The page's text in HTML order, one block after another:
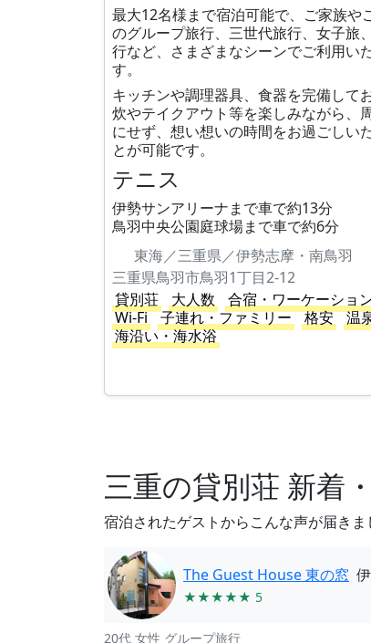
最大12名様まで宿泊可能で、ご家族や
のグループ旅行、三世代旅行、女子旅
行など、さまざまなシーンでご利用い
す。
キッチンや調理器具、食器を完備して
炊やテイクアウト等を楽しみながら、
にせず、想い想いの時間をお過ごしい
とが可能です。
テニス
伊勢サンアリーナまで車で約13分
鳥羽中央公園庭球場まで車で約6分
東海／三重県／伊勢志摩・南鳥羽
三重県鳥羽市鳥羽1丁目2-12
貸別荘
大人数
合宿・ワーケーショ
Wi-Fi
子連れ・ファミリー 格安
温
海沿い・海水浴
三重の貸別荘 新着
宿泊されたゲストからこんな声が届きま
The Guest House 東の窓
★★★★★ 5
20代 女性 グループ旅行